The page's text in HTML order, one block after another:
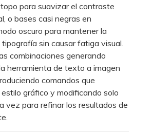
para suavizar el contraste
o bases casi negras en
oscuro para mantener la
sin causar fatiga visual.
combinaciones generando
herramienta de texto a imagen
comandos que
gráfico y modificando solo
vez para refinar los resultados de